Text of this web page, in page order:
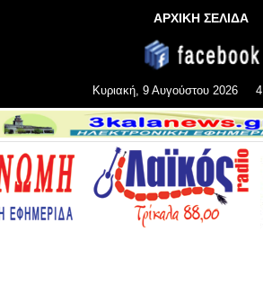
ΑΡΧΙΚΗ ΣΕΛΙΔΑ
Κυριακή, 9 Αυγούστου 2026